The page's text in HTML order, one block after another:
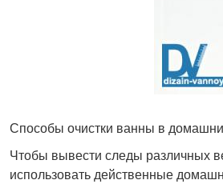
Способы очистки ванны в
Чтобы вывести следы различных
использовать действенные